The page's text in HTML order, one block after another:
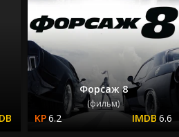
Форсаж 8
(фильм)
6.2 6.6